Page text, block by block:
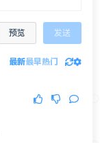
预览 发送
最新最早热门